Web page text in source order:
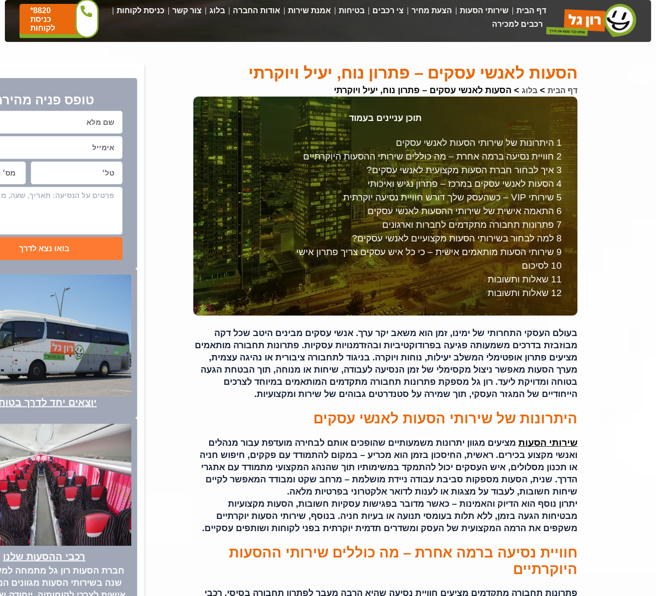
דף הבית שירותי הסעות הצעת מחיר צי רכבים בטיחות אמנת שירות אודות החברה בלוג צור קשר
כניסת לקוחות
רכבים למכירה
*8820
כניסת
לקוחות
הסעות לאנשי עסקים – פתרון נוח, יעיל ויוקרתי
דף הבית >בלוג > הסעות לאנשי עסקים – פתרון נוח, יעיל ויוקרתי
תוכן עניינים בעמוד
1 היתרונות של שירותי הסעות לאנשי עסקים
2 חוויית נסיעה ברמה אחרת – מה כוללים שירותי ההסעות היוקרתיים
3 איך לבחור חברת הסעות מקצועית לאנשי עסקים?
4 הסעות לאנשי עסקים במרכז – פתרון נגיש ואיכותי
5 שירותי VIP – כשהעסק שלך דורש חוויית נסיעה יוקרתית
6 התאמה אישית של שירותי ההסעות לאנשי עסקים
7 פתרונות תחבורה מתקדמים לחברות וארגונים
8 למה לבחור בשירותי הסעות מקצועיים לאנשי עסקים?
9 שירותי הסעות מותאמים אישית – כי כל איש עסקים צריך פתרון אישי
10 לסיכום
11 שאלות ותשובות
12 שאלות ותשובות
בעולם העסקי התחרותי של ימינו, זמן הוא משאב יקר ערך. אנשי עסקים מבינים היטב שכל דקה
מבוזבזת בדרכים משמעותה פגיעה בפרודוקטיביות ובהזדמנויות עסקיות. פתרונות תחבורה מותאמים
מציעים פתרון אופטימלי המשלב יעילות, נוחות ויוקרה. בניגוד לתחבורה ציבורית או נהיגה עצמית,
מערך הסעות מאפשר ניצול מקסימלי של זמן הנסיעה לעבודה, שיחות או מנוחה, תוך הבטחת הגעה
בטוחה ומדויקת ליעד. רון גל מספקת פתרונות תחבורה מתקדמים המותאמים במיוחד לצרכים
הייחודיים של המגזר העסקי, תוך שמירה על סטנדרטים גבוהים של שירות ומקצועיות.
היתרונות של שירותי הסעות לאנשי עסקים
שירותי הסעות מציעים מגוון יתרונות משמעותיים שהופכים אותם לבחירה מועדפת עבור מנהלים
ואנשי מקצוע בכירים. ראשית, החיסכון בזמן הוא מכריע – במקום להתמודד עם פקקים, חיפוש חניה
או תכנון מסלולים, איש העסקים יכול להתמקד במשימותיו תוך שהנהג המקצועי מתמודד עם אתגרי
הדרך. שנית, הסעות מספקות סביבת עבודה ניידת מושלמת – מרחב שקט ומבודד המאפשר לקיים
שיחות חשובות, לעבוד על מצגות או לענות לדואר אלקטרוני בפרטיות מלאה.
יתרון נוסף הוא הדיוק והאמינות – כאשר מדובר בפגישות עסקיות חשובות, הסעות מקצועיות
מבטיחות הגעה בזמן, ללא תלות בעומסי תנועה או בעיות חניה. בנוסף, שירותי הסעות יוקרתיים
משקפים את הרמה המקצועית של העסק ומשדרים תדמית יוקרתית בפני לקוחות ושותפים עסקיים.
חוויית נסיעה ברמה אחרת – מה כוללים שירותי ההסעות
היוקרתיים
פתרונות תחבורה מתקדמים מציעים חוויית נסיעה שהיא הרבה מעבר לפתרון תחבורה בסיסי. רכבי
טופס פניה
בואו נצא לדרך
יוצאים יחד לדרך
רכבי ההסעות שלנו
שנה בשירותי הסעות מגוונים